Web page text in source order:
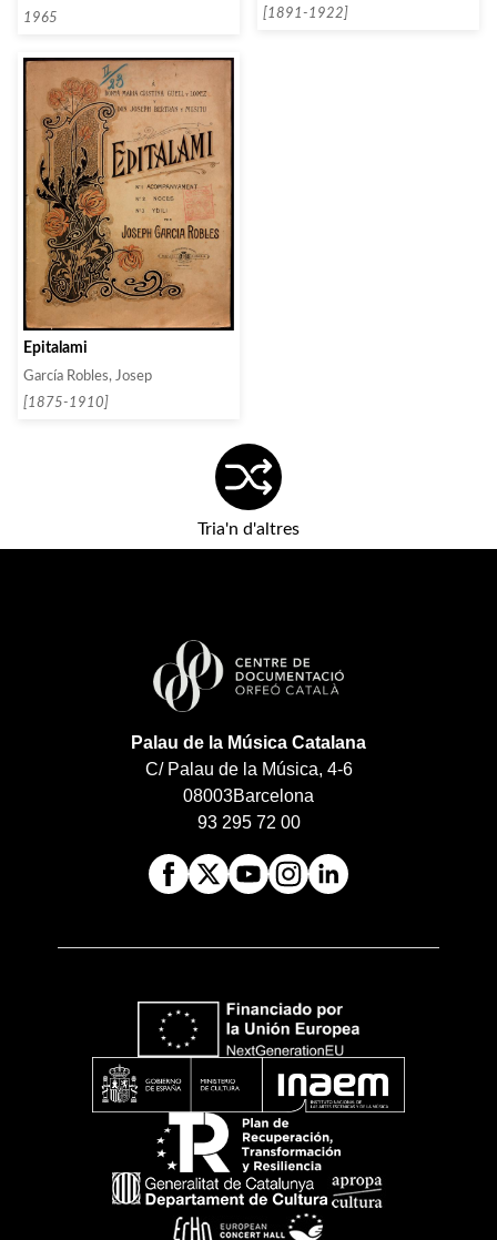
1965
[1891-1922]
Epitalami
García Robles, Josep
[1875-1910]
Tria'n d'altres
Palau de la Música Catalana
C/ Palau de la Música, 4-6
08003Barcelona
93 295 72 00